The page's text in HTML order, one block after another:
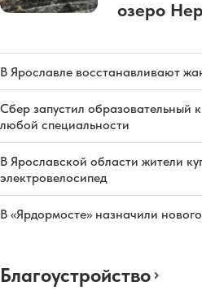
озеро
В Ярославле восстанавливают
Сбер запустил образовательный
любой специальности
В Ярославской области жители
электровелосипед
В «Ярдормосте» назначили
Благоустройство